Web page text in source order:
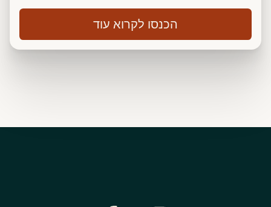
הכנסו לקרוא עוד